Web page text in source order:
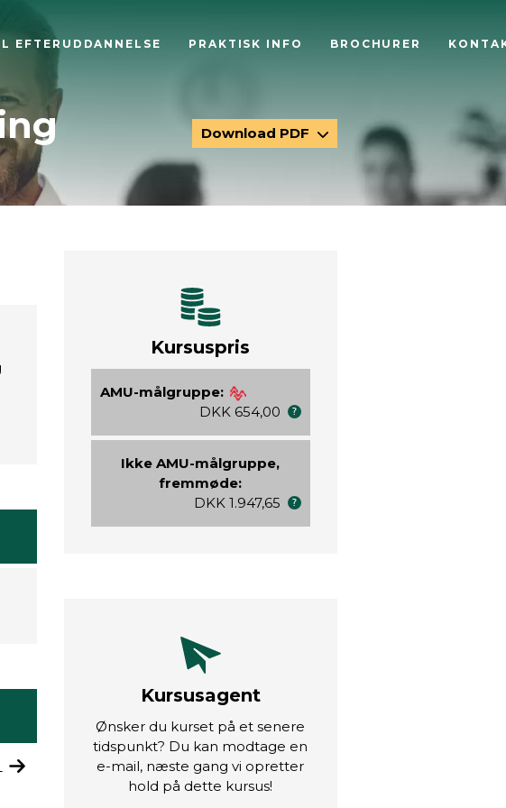
EFTERUDDANNELSE PRAKTISK INFO BROCHURER
Download PDF
Kursuspris
AMU-målgruppe:
DKK 654,00
Ikke AMU-målgruppe,
fremmøde:
DKK 1.947,65
Kursusagent
Ønsker du kurset på et senere
tidspunkt? Du kan modtage en
e-mail, næste gang vi opretter
hold på dette kursus!